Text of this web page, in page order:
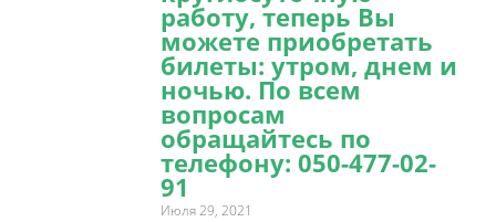
работу, теперь Вы
можете приобретать
билеты: утром, днем и
ночью. По всем
вопросам
обращайтесь по
телефону: 050-477-02-
91
Июля 29, 2021